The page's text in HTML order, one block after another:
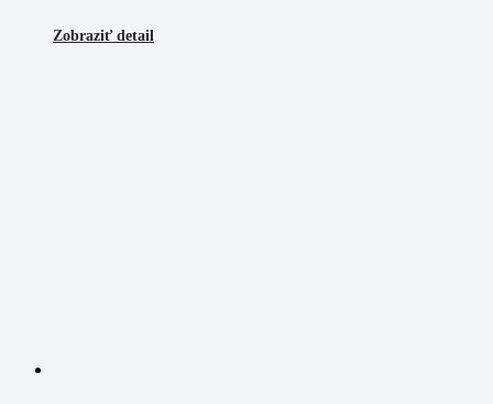
Zobraziť detail